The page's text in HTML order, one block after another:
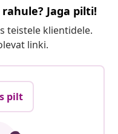
Jaga pilti!
teistele klientidele.
linki.
pilt